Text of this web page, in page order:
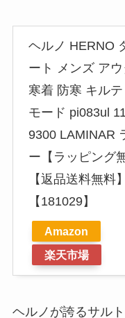
ヘルノ HERNO
ート メンズ ア
寒着 防寒 キル
モード pi083ul
9300 LAMINAR
ー【ラッピング
【返品送料無料】
【181029】
Amazon
楽天市場
ヘルノが誇るサル